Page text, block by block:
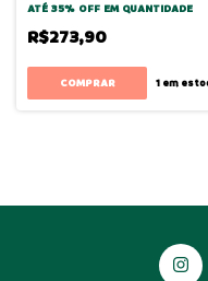
ATÉ 35% OFF EM QUANTIDADE
R$273,90
COMPRAR 1em